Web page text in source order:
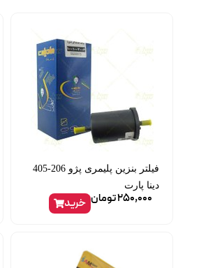
فیلتر بنزین پلیمری پژو 206-405
دینا پارت
250,000تومان خرید